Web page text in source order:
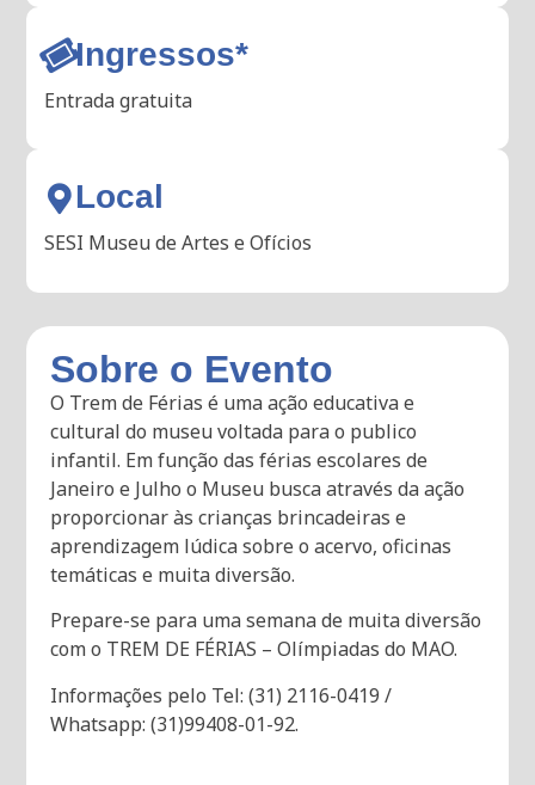
Ingressos*
Entrada gratuita
Local
SESI Museu de Artes e Ofícios
Sobre o Evento
O Trem de Férias é uma ação educativa e
cultural do museu voltada para o publico
infantil. Em função das férias escolares de
Janeiro e Julho o Museu busca através da ação
proporcionar às crianças brincadeiras e
aprendizagem lúdica sobre o acervo, oficinas
temáticas e muita diversão.
Prepare-se para uma semana de muita diversão
com o TREM DE FÉRIAS – Olímpiadas do MAO.
Informações pelo Tel: (31) 2116-0419 /
Whatsapp: (31)99408-01-92.